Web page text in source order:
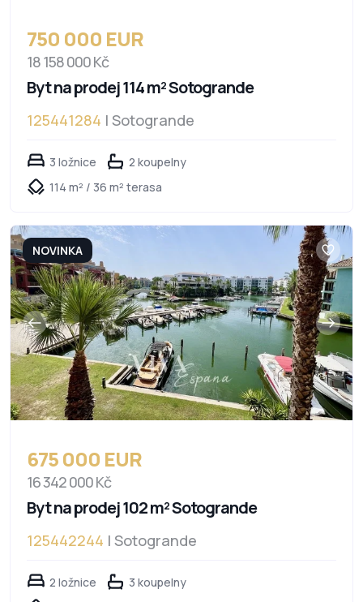
750 000 EUR
18 158 000 Kč
Byt na prodej 114 m² Sotogrande
125441284 | Sotogrande
3 ložnice
2 koupelny
114 m² / 36 m² terasa
NOVINKA
675 000 EUR
16 342 000 Kč
Byt na prodej 102 m² Sotogrande
125442244 | Sotogrande
2 ložnice
3 koupelny